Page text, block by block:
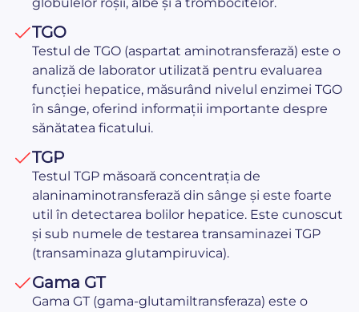
TGO
Testul de TGO (aspartat aminotransferază) este o
analiză de laborator utilizată pentru evaluarea
funcției hepatice, măsurând nivelul enzimei TGO
în sânge, oferind informații importante despre
sănătatea ficatului.
TGP
Testul TGP măsoară concentrația de
alaninaminotransferază din sânge și este foarte
util în detectarea bolilor hepatice. Este cunoscut
și sub numele de testarea transaminazei TGP
(transaminaza glutampiruvica).
Gama GT
Gama GT (gama-glutamiltransferaza) este o